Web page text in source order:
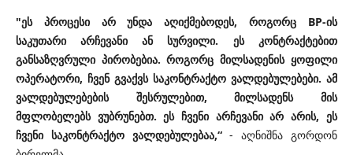
"ეს პროცესი არ უნდა აღიქმებოდეს, როგორც BP-ის
საკუთარი არჩევანი ან სურვილი. ეს კონტრაქტებით
განსაზღვრული პირობებია. როგორც მილსადენის ყოფილი
ოპერატორი, ჩვენ გვაქვს საკონტრაქტო ვალდებულებები. ამ
ვალდებულებების შესრულებით, მილსადენს მის
მფლობელებს ვუბრუნებთ. ეს ჩვენი არჩევანი არ არის, ეს
ჩვენი საკონტრაქტო ვალდებულებაა,“- აღნიშნა გორდონ